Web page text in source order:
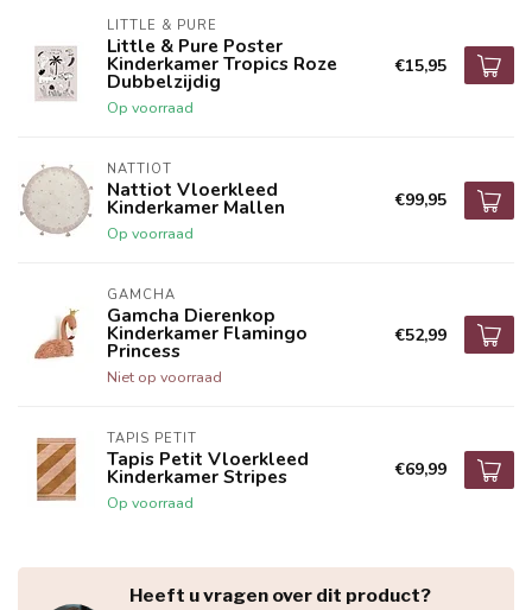
LITTLE & PURE
Little & Pure Poster
Kinderkamer Tropics Roze
Dubbelzijdig
Op voorraad
€15,95
NATTIOT
Nattiot Vloerkleed
Kinderkamer Mallen
Op voorraad
€99,95
GAMCHA
Gamcha Dierenkop
Kinderkamer Flamingo
Princess
Niet op voorraad
€52,99
TAPIS PETIT
Tapis Petit Vloerkleed
Kinderkamer Stripes
Op voorraad
€69,99
Heeft u vragen over dit product?